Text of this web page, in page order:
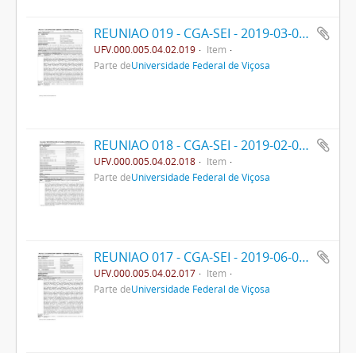
REUNIAO 019 - CGA-SEI - 2019-03-02- PPO
UFV.000.005.04.02.019
Item
Parte deUniversidade Federal de Viçosa
REUNIAO 018 - CGA-SEI - 2019-02-04- PPO
UFV.000.005.04.02.018
Item
Parte deUniversidade Federal de Viçosa
REUNIAO 017 - CGA-SEI - 2019-06-05- PPO
UFV.000.005.04.02.017
Item
Parte deUniversidade Federal de Viçosa